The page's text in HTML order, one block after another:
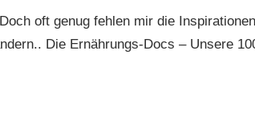
oft genug fehlen mir die Inspirationen
Die Ernährungs-Docs – Unsere